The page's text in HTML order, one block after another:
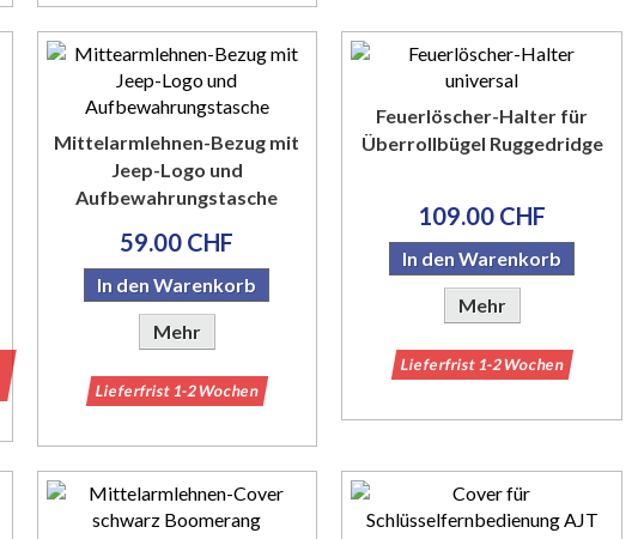
Mittelarmlehnen-Bezug mit
Jeep-Logo und
Aufbewahrungstasche
59.00 CHF
In den Warenkorb
Mehr
Lieferfrist 1-2 Wochen
Feuerlöscher-Halter für
Überrollbügel Ruggedridge
109.00 CHF
In den Warenkorb
Mehr
Lieferfrist 1-2 Wochen